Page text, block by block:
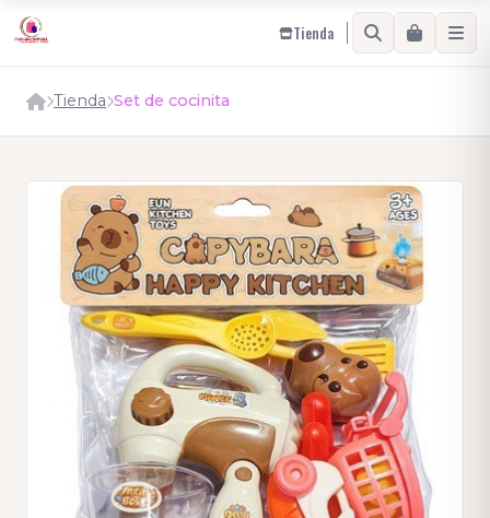
Tienda
Tienda Set de cocinita